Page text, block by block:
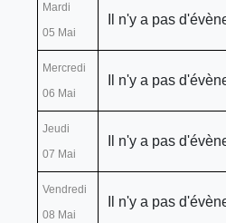
Mardi
05 Mai
Il n'y a pas
Mercredi
06 Mai
Il n'y a pas
Jeudi
07 Mai
Il n'y a pas
Vendredi
08 Mai
Il n'y a pas